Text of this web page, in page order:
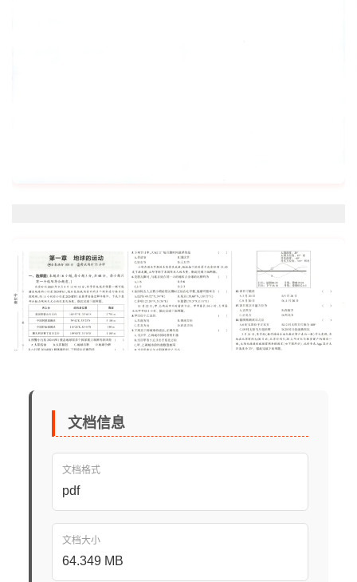
文档信息
文档格式
pdf
文档大小
64.349 MB